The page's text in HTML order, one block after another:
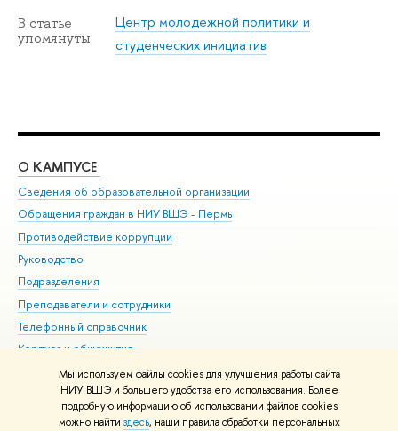
Мы используем файлы cookies для улучшения работы сайта
НИУ ВШЭ и большего удобства его использования. Более
подробную информацию об использовании файлов cookies
можно найти здесь, наши правила обработки персональных
В статье
упомянуты
Центр молодежной политики и
студенческих инициатив
О КАМПУСЕ
Сведения об образовательной организации
Обращения граждан в НИУ ВШЭ - Пермь
Противодействие коррупции
Руководство
Подразделения
Преподаватели и сотрудники
Телефонный справочник
Корпуса и общежития
ВШЭ для студентов с ограниченными возможностями
здоровья и инвалидностью
Единая платежная страница